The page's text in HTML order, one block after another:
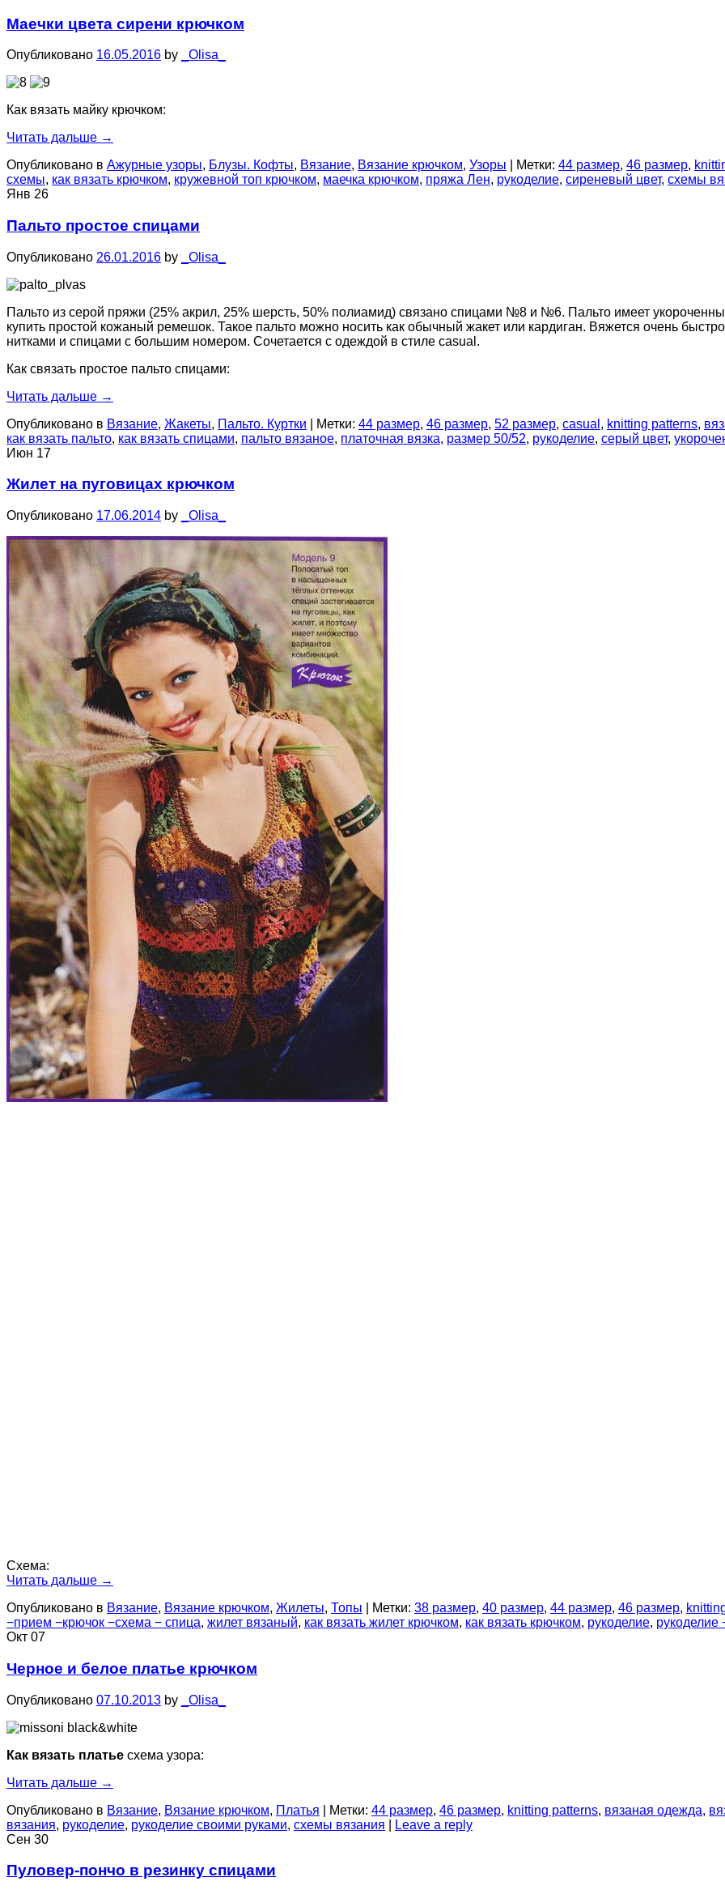
Маечки цвета сирени крючком
Опубликовано 16.05.2016 by _Olisa_
Как вязать майку крючком:
Читать дальше →
Опубликовано в Ажурные узоры, Блузы. Кофты, Вязание, Вязание крючком, Узоры Метки: 44 размер, 46 размер,
схемы, как вязать крючком, кружевной топ крючком, маечка крючком, пряжа Лен, рукоделие, сиреневый цвет, схемы
Янв 26
Пальто простое спицами
Опубликовано 26.01.2016 by _Olisa_
Пальто из серой пряжи (25% акрил, 25% шерсть, 50% полиамид) связано спицами №8 и №6. Пальто имеет
купить простой кожаный ремешок. Такое пальто можно носить как обычный жакет или кардиган. Вяжется очень
нитками и спицами с большим номером. Сочетается с одеждой в стиле casual.
Как связать простое пальто спицами:
Читать дальше →
Опубликовано в Вязание, Жакеты, Пальто. Куртки Метки: 44 размер, 46 размер, 52 размер, casual , knitting patterns,
как вязать пальто, как вязать спицами, пальто вязаное, платочная вязка, размер 50/52, рукоделие, серый цвет,
Июн 17
Жилет на пуговицах крючком
Опубликовано 17.06.2014 by _Olisa_
Схема:
Читать дальше →
Опубликовано в Вязание, Вязание крючком, Жилеты, Топы Метки: 38 размер, 40 размер, 44 размер, 46 размер,
−прием −крючок −схема − спица, жилет вязаный, как вязать жилет крючком, как вязать крючком, рукоделие, рукоделие
Окт 07
Черное и белое платье крючком
Опубликовано 07.10.2013 by _Olisa_
Как вязать платье схема узора:
Читать дальше →
Опубликовано в Вязание, Вязание крючком, Платья Метки: 44 размер, 46 размер, knitting patterns, вязаная одежда,
вязания, рукоделие, рукоделие своими руками, схемы вязания
Leave a reply
Сен 30
Пуловер-пончо в резинку спицами